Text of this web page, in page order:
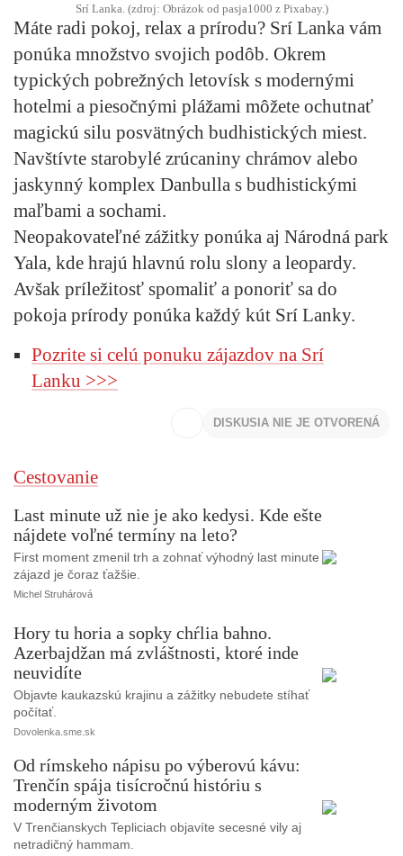
Srí Lanka. (zdroj: Obrázok od pasja1000 z Pixabay.)
Máte radi pokoj, relax a prírodu? Srí Lanka vám
ponúka množstvo svojich podôb. Okrem
typických pobrežných letovísk s modernými
hotelmi a piesočnými plážami môžete ochutnať
magickú silu posvätných budhistických miest.
Navštívte starobylé zrúcaniny chrámov alebo
jaskynný komplex Danbulla s budhistickými
maľbami a sochami.
Neopakovateľné zážitky ponúka aj Národná park
Yala, kde hrajú hlavnú rolu slony a leopardy.
Avšak príležitosť spomaliť a ponoriť sa do
pokoja prírody ponúka každý kút Srí Lanky.
Pozrite si celú ponuku zájazdov na Srí
Lanku >>>
DISKUSIA NIE JE OTVORENÁ
Cestovanie
Last minute už nie je ako kedysi. Kde ešte
nájdete voľné termíny na leto?
First moment zmenil trh a zohnať výhodný last minute
zájazd je čoraz ťažšie.
Michel Struhárová
Hory tu horia a sopky chŕlia bahno.
Azerbajdžan má zvláštnosti, ktoré inde
neuvidíte
Objavte kaukazskú krajinu a zážitky nebudete stíhať
počítať.
Dovolenka.sme.sk
Od rímskeho nápisu po výberovú kávu:
Trenčín spája tisícročnú históriu s
moderným životom
V Trenčianskych Tepliciach objavíte secesné vily aj
netradičný hammam.